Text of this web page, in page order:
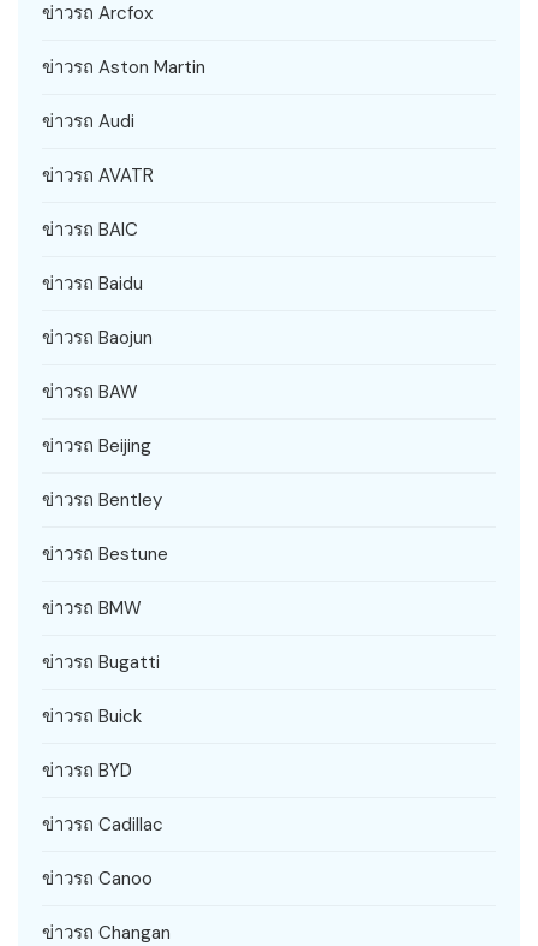
ข่าวรถ Arcfox
ข่าวรถ Aston Martin
ข่าวรถ Audi
ข่าวรถ AVATR
ข่าวรถ BAIC
ข่าวรถ Baidu
ข่าวรถ Baojun
ข่าวรถ BAW
ข่าวรถ Beijing
ข่าวรถ Bentley
ข่าวรถ Bestune
ข่าวรถ BMW
ข่าวรถ Bugatti
ข่าวรถ Buick
ข่าวรถ BYD
ข่าวรถ Cadillac
ข่าวรถ Canoo
ข่าวรถ Changan